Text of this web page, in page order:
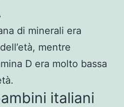
di minerali era
mentre
D era molto bassa
italiani